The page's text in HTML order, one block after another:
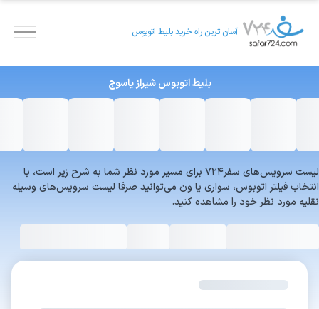
آسان ترین راه خرید بلیط اتوبوس
بلیط اتوبوس شیرازیاسوج
لیست سرویس‌های سفر۷۲۴ برای مسیر مورد نظر شما به شرح زیر است، با
انتخاب فیلتر اتوبوس، سواری یا ون می‌توانید صرفا لیست سرویس‌های وسیله
نقلیه مورد نظر خود را مشاهده کنید.